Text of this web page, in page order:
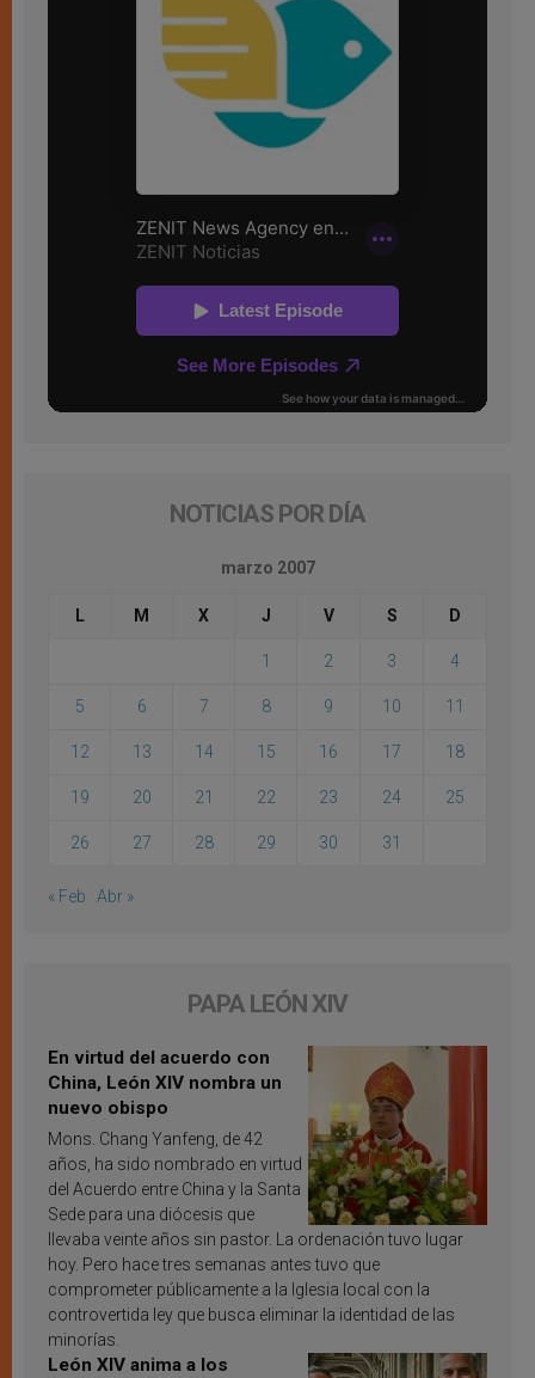
NOTICIAS POR DÍA
marzo 2007
L M X J V S D
1 2 3 4
5 6 7 8 9 10 11
12 13 14 15 16 17 18
19 20 21 22 23 24 25
26 27 28 29 30 31
« Feb Abr »
PAPA LEÓN XIV
En virtud del acuerdo con
China, León XIV nombra un
nuevo obispo
Mons. Chang Yanfeng, de 42
años, ha sido nombrado en virtud
del Acuerdo entre China y la Santa
Sede para una diócesis que
llevaba veinte años sin pastor. La ordenación tuvo lugar
hoy. Pero hace tres semanas antes tuvo que
comprometer públicamente a la Iglesia local con la
controvertida ley que busca eliminar la identidad de las
minorías.
León XIV anima a los